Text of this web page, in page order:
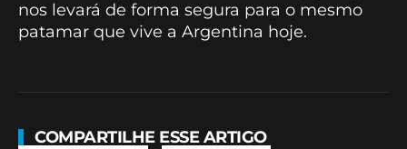
nos levará de forma segura para o mesmo
patamar que vive a Argentina hoje.
COMPARTILHE ESSE ARTIGO